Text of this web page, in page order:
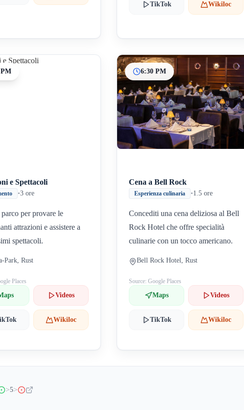
TikTok Wikiloc
e Spettacoli
•3 ore
per provare le
attrazioni e assistere a
spettacoli.
Park, Rust
Places
Videos
Wikiloc
6:30 PM
Cena a Bell Rock
Esperienza culinaria •1.5 ore
Concediti una cena deliziosa al Bell
Rock Hotel che offre specialità
culinarie con un tocco americano.
Bell Rock Hotel, Rust
Source: Google Places
Maps Videos
TikTok Wikiloc
>5>